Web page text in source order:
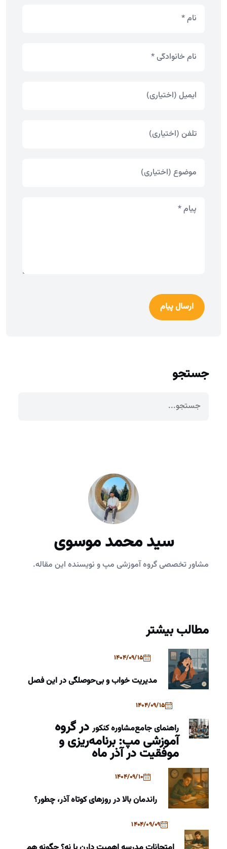
ارسال پیام
جستجو
سید محمد موسوی
مشاور تخصصی گروه آموزشی مپ و نویسنده این مقاله.
مطالب بیشتر
1404/09/15
مدیریت خواب و بی‌حوصلگی در این فصل
1404/09/15
راهنمای جامعمشاوره کنکوردر گروه
آموزشی مپ: برنامه‌ریزی و
موفقیت در آذر ماه
1404/09/10
راندمان بالا در روزهای کوتاه آذر، چطور؟
1404/09/09